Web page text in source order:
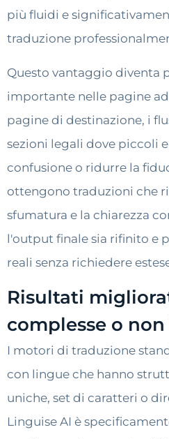
più fluidi e
traduzione
Questo vantaggio diventa
importante nelle pagine
pagine di destinazione, i
sezioni legali dove piccoli
confusione o ridurre la
ottengono traduzioni che
sfumatura e la chiarezza
l'output finale sia rifinito e
reali senza richiedere
Risultati
complesse o
I motori di traduzione
con lingue che hanno
uniche, set di caratteri o
Linguise AI è